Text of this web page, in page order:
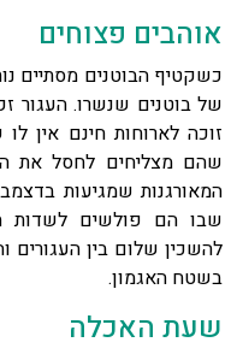
אוהבים פצוחים
כשקטיף הבוטנים מסתיים
זוכה לארוחות חינם אין
שהם מצליחים לחסל את
המאורגנות שמגיעות
שבו הם פולשים לשדות
להשכין שלום בין העגורים
בשטח האגמון.
שעת האכלה